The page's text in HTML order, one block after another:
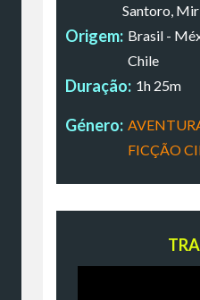
Santoro,
Origem: Brasil -
Chile
Duração: 1h 25m
Género:
FICÇÃO